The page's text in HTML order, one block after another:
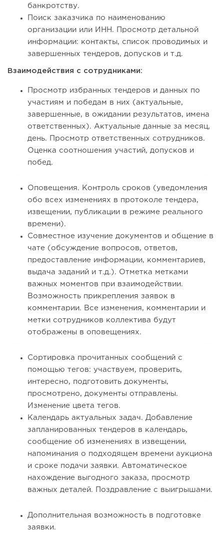
банкротству.
Поиск заказчика по наименованию
организации или ИНН. Просмотр детальной
информации: контакты, список проводимых и
завершенных тендеров, допусков и т.д.
Взаимодействия с сотрудниками:
Просмотр избранных тендеров и данных по
участиям и победам в них (актуальные,
завершенные, в ожидании результатов, имена
ответственных). Актуальные данные за месяц,
день. Просмотр ответственных сотрудников.
Оценка соотношения участий, допусков и
побед.
Оповещения. Контроль сроков (уведомления
обо всех изменениях в протоколе тендера,
извещении, публикации в режиме реального
времени).
Совместное изучение документов и общение в
чате (обсуждение вопросов, ответов,
предоставление информации, комментариев,
выдача заданий и т.д.). Отметка метками
важных моментов при взаимодействии.
Возможность прикрепления заявок в
комментарии. Все изменения, комментарии и
метки сотрудников коллектива будут
отображены в оповещениях.
Сортировка прочитанных сообщений с
помощью тегов: участвуем, проверить,
интересно, подготовить документы,
просмотрено, документы отправлены.
Изменение цвета тегов.
Календарь актуальных задач. Добавление
запланированных тендеров в календарь,
сообщение об изменениях в извещении,
напоминания о подходящем времени аукциона
и сроке подачи заявки. Автоматическое
нахождение выгодного заказа, просмотр
важных деталей. Поздравление с выигрышами.
Дополнительная возможность в подготовке
заявки.